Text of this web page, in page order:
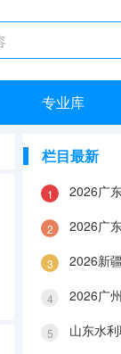
专业库
栏目最新